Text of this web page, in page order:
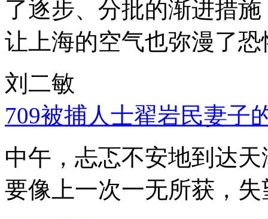
了逐步、分批的渐进措
让上海的空气也弥漫了
刘二敏
709被捕人士翟岩民妻子
中午，忐忑不安地到达
要像上一次一无所获，